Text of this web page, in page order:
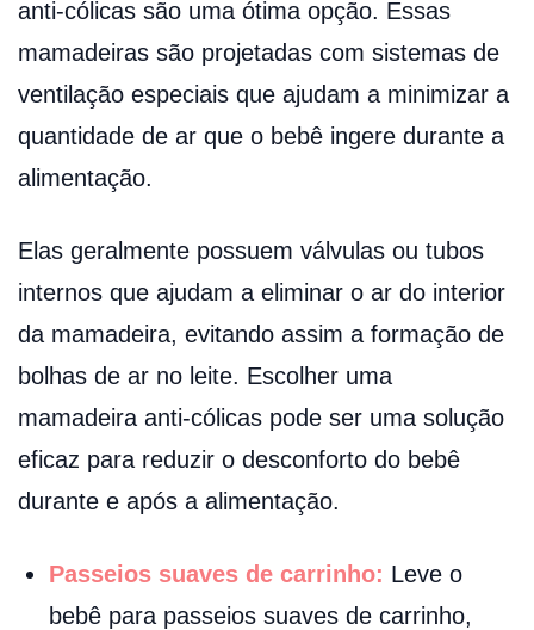
anti-cólicas são uma ótima opção. Essas
mamadeiras são projetadas com sistemas de
ventilação especiais que ajudam a minimizar a
quantidade de ar que o bebê ingere durante a
alimentação.
Elas geralmente possuem válvulas ou tubos
internos que ajudam a eliminar o ar do interior
da mamadeira, evitando assim a formação de
bolhas de ar no leite. Escolher uma
mamadeira anti-cólicas pode ser uma solução
eficaz para reduzir o desconforto do bebê
durante e após a alimentação.
Passeios suaves de carrinho: Leve o
bebê para passeios suaves de carrinho,